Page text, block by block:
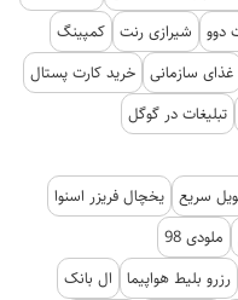
دوو شیرازی رنت کمپینگ
غذای سازمانی خرید کارت پستال
تبلیغات در گوگل
سریع یخچال فریزر اسنوا
ملودی 98
رزرو بلیط هواپیما ال بانک